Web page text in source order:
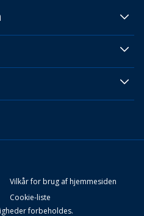
Vilkår for brug af hjemmesiden
Cookie-liste
forbeholdes.